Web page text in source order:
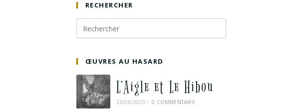
RECHERCHER
ŒUVRES AU HASARD
L’Aigle et Le Hibou
23/06/2020 / 0 COMMENTAIRE